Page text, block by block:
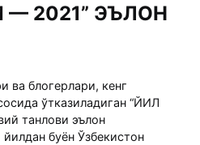
— 2021” ЭЪЛОН
ва блогерлари, кенг
ўтказиладиган “ЙИЛ
танлови эълон
буён Ўзбекистон